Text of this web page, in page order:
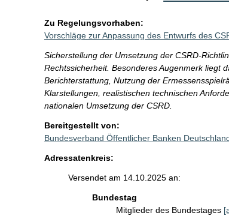
Zu Regelungsvorhaben:
Vorschläge zur Anpassung des Entwurfs des
Sicherstellung der Umsetzung der CSRD-
Rechtssicherheit. Besonderes Augenmerk liegt
Berichterstattung, Nutzung der
Klarstellungen, realistischen technischen
nationalen Umsetzung der CSRD.
Bereitgestellt von:
Bundesverband Öffentlicher Banken
Adressatenkreis:
Versendet am 14.10.2025 an:
Bundestag
Mitglieder des Bundestages